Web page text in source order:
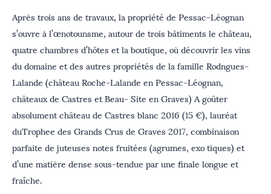
Après trois ans de travaux, la propriété de Pessac-Léognan
s’ouvre à l’œnotounsme, autour de trois bâtiments le château,
quatre chambres d’hôtes et la boutique, où découvrir les vins
du domaine et des autres propriétés de la famille Rodngues-
Lalande (château Roche-Lalande en Pessac-Léognan,
châteaux de Castres et Beau- Site en Graves) A goûter
absolument château de Castres blanc 2016 (15 €), lauréat
duTrophee des Grands Crus de Graves 2017, combinaison
parfaite de juteuses notes fruitées (agrumes, exo tiques) et
d’une matière dense sous-tendue par une finale longue et
fraîche.